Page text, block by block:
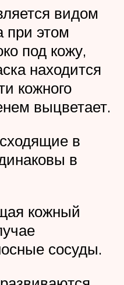
видом
при этом
под кожу,
находится
кожного
выцветает.
в
в
кожный
сосуды.